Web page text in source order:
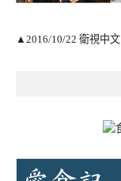
▲2016/10/22 衛視中